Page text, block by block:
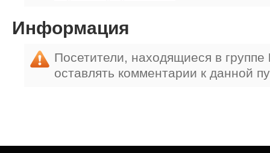
Информация
Посетители, находящиеся в группе
оставлять комментарии к данной